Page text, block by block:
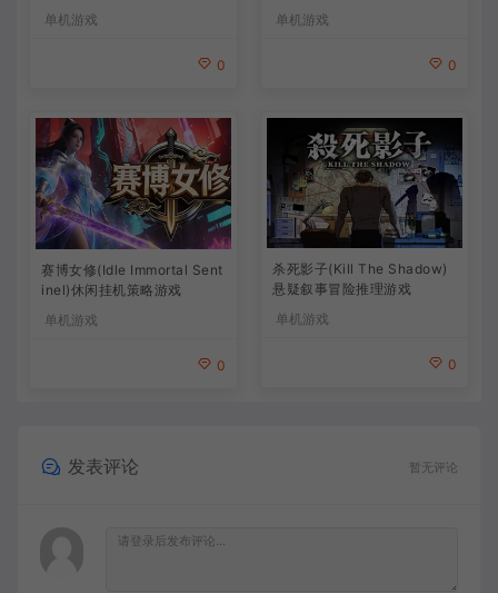
单机游戏
0
单机游戏
0
赛博女修(Idle Immortal Sent
inel)休闲挂机策略游戏
单机游戏
0
杀死影子(Kill The Shadow)
悬疑叙事冒险推理游戏
单机游戏
0
发表评论 暂无评论